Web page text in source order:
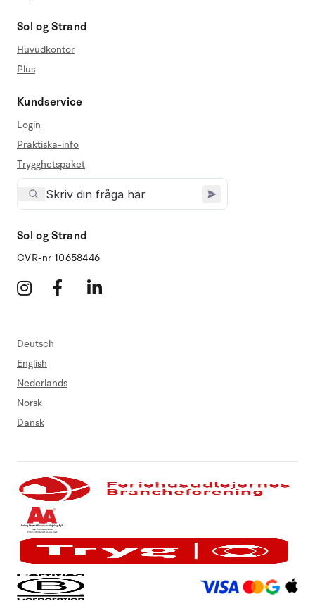
Sol og Strand
Huvudkontor
Plus
Kundservice
Login
Praktiska-info
Trygghetspaket
Sol og Strand
CVR-nr 10658446
Deutsch
English
Nederlands
Norsk
Dansk